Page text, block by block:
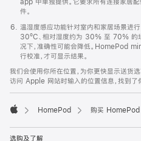
app 中单独提供。它要求所有连接家居
件。
温湿度感应功能针对室内和家居场景进
30ºC、相对湿度约为 30% 至 70% 的
况下，准确性可能会降低。HomePod
行校准，才可显示结果。
我们会使用你所在位置，为你更快显示送货
访问 Apple 网站时输入的位置信息，找到了
HomePod 购买
选购及了解